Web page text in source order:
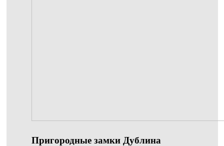
Пригородные замки Дублина